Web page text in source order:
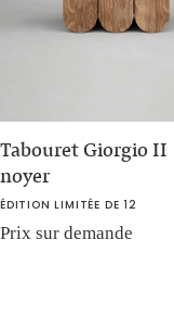
Tabouret Giorgio II
noyer
ÉDITION LIMITÉE DE 12
Prix sur demande